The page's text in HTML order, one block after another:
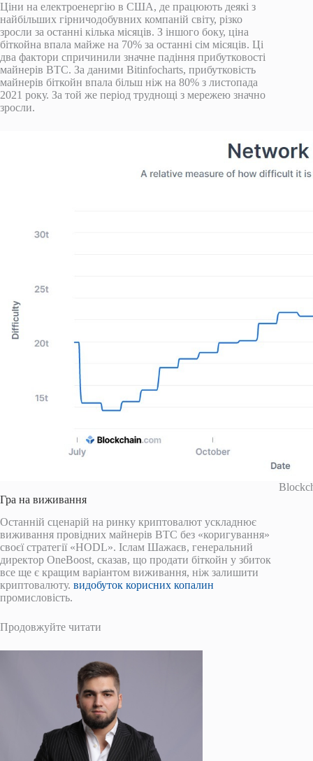
Ціни на електроенергію в США, де працюють деякі з
найбільших гірничодобувних компаній світу, різко
зросли за останні кілька місяців. З іншого боку, ціна
біткойна впала майже на 70% за останні сім місяців. Ці
два фактори спричинили значне падіння прибутковості
майнерів BTC. За даними Bitinfocharts, прибутковість
майнерів біткойн впала більш ніж на 80% з листопада
2021 року. За той же період труднощі з мережею значно
зросли.
Гра на виживання
Останній сценарій на ринку криптовалют ускладнює
виживання провідних майнерів BTC без «коригування»
своєї стратегії «HODL». Іслам Шажаєв, генеральний
директор OneBoost, сказав, що продати біткойн у збиток
все ще є кращим варіантом виживання, ніж залишити
криптовалюту. видобуток корисних копалин
промисловість.
Продовжуйте читати